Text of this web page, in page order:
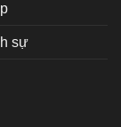
sự